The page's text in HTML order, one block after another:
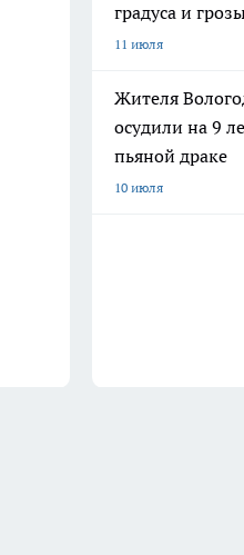
градуса и
11 июля
Жителя
осудили на 9
пьяной драке
10 июля